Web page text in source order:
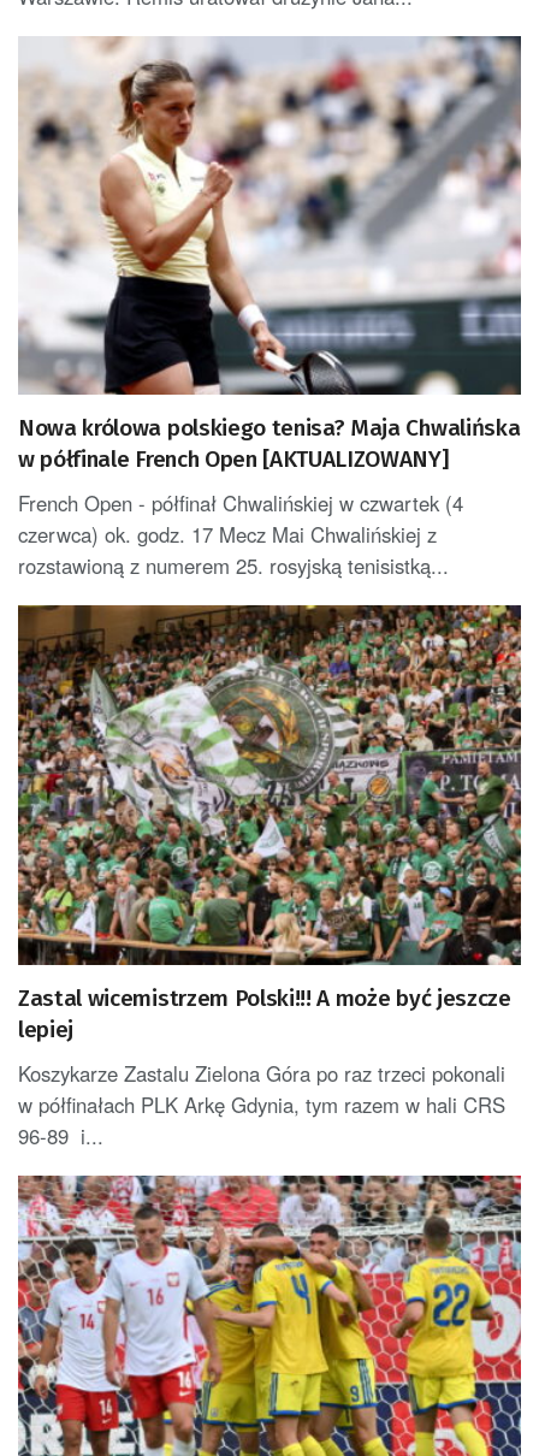
Nowa królowa polskiego tenisa? Maja Chwalińska
w półfinale French Open [AKTUALIZOWANY]
French Open - półfinał Chwalińskiej w czwartek (4
czerwca) ok. godz. 17 Mecz Mai Chwalińskiej z
rozstawioną z numerem 25. rosyjską tenisistką...
Zastal wicemistrzem Polski!!! A może być jeszcze
lepiej
Koszykarze Zastalu Zielona Góra po raz trzeci pokonali
w półfinałach PLK Arkę Gdynia, tym razem w hali CRS
96-89 i...